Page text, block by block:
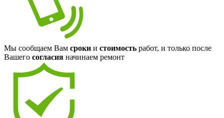
Мы сообщаем Вам сроки и стоимость работ, и только после
Вашего согласия начинаем ремонт